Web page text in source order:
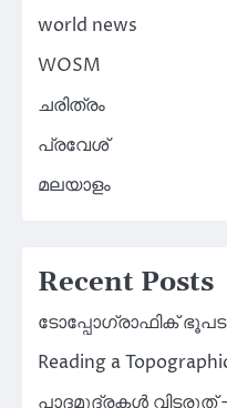
world news
WOSM
ചരിത്രം
പ്രവേശ്
മലയാളം
Recent Posts
ടോപ്പോഗ്രാഫിക്
Reading a
പാദമുദ്രകൾ വിടരുത്